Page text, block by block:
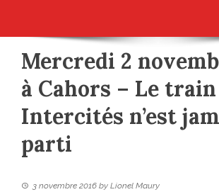
Mercredi 2
à Cahors – Le train
Intercités n’est
parti
3 novembre 2016 by Lionel Maury